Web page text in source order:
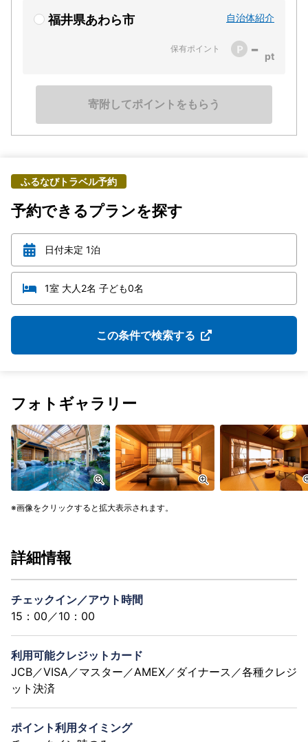
福井県あわら市 自治体紹介
保有ポイント -
寄附してポイントをもらう
ふるなびトラベル予約
予約できるプランを探す
日付未定 1泊
1室 大人2名 子ども0名
この条件で検索する
フォトギャラリー
画像をクリックすると拡大表示されます。
詳細情報
チェックイン／アウト時間
15：00／10：00
利用可能クレジットカード
JCB／VISA／マスター／AMEX／ダイナース／各種クレジ
ット決済
ポイント利用タイミング